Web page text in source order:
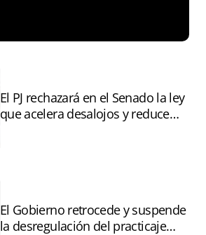
El PJ rechazará en el Senado la ley
que acelera desalojos y reduce
El Gobierno retrocede y suspende
la desregulación del practicaje